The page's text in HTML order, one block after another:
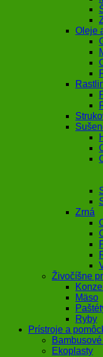
Oleje
Zrná
Živočíšne
Mäso
Ryby
Prístroje a
Ekoplasty